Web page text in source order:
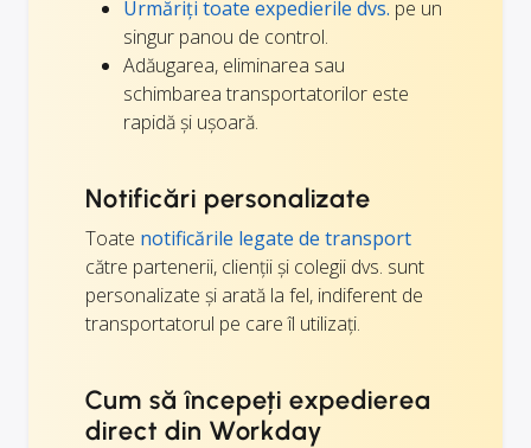
Urmăriți toate expedierile dvs. pe un
singur panou de control.
Adăugarea, eliminarea sau
schimbarea transportatorilor este
rapidă și ușoară.
Notificări personalizate
Toate notificările legate de transport
către partenerii, clienții și colegii dvs. sunt
personalizate și arată la fel, indiferent de
transportatorul pe care îl utilizați.
Cum să începeți expedierea
direct din Workday